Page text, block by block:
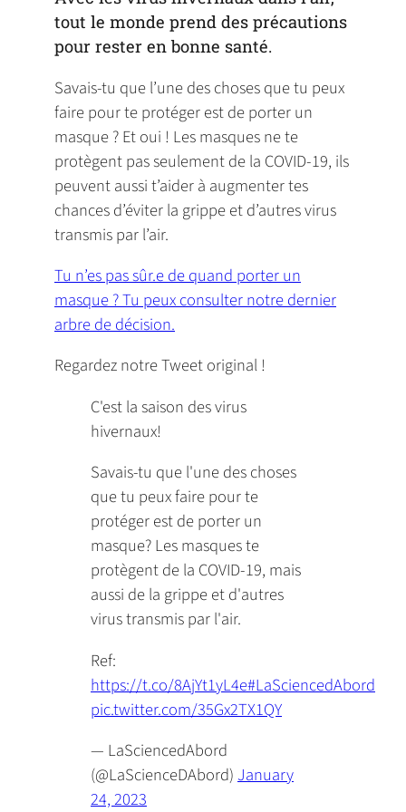
tout le monde prend des précautions
pour rester en bonne santé.
Savais-tu que l’une des choses que tu peux
faire pour te protéger est de porter un
masque ? Et oui ! Les masques ne te
protègent pas seulement de la COVID-19, ils
peuvent aussi t’aider à augmenter tes
chances d’éviter la grippe et d’autres virus
transmis par l’air.
Tu n’es pas sûr.e de quand porter un
masque ? Tu peux consulter notre dernier
arbre de décision.
Regardez notre Tweet original !
C'est la saison des virus
hivernaux!
Savais-tu que l'une des choses
que tu peux faire pour te
protéger est de porter un
masque? Les masques te
protègent de la COVID-19, mais
aussi de la grippe et d'autres
virus transmis par l'air.
Ref:
https://t.co/8AjYt1yL4e#LaSciencedAbord
pic.twitter.com/35Gx2TX1QY
— LaSciencedAbord
(@LaScienceDAbord) January
24, 2023